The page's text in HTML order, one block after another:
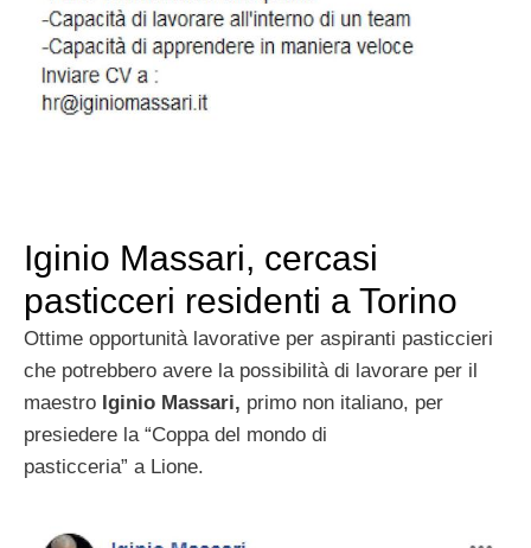
Iginio Massari, cercasi
pasticceri residenti a Torino
Ottime opportunità lavorative per aspiranti pasticcieri
che potrebbero avere la possibilità di lavorare per il
maestro Iginio Massari, primo non italiano, per
presiedere la “Coppa del mondo di
pasticceria” a Lione.